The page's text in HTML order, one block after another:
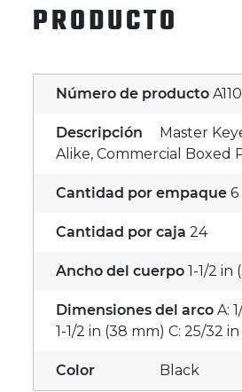
PRODUCTO
Número de producto
Descripción
Master
Alike, Commercial Boxed
Cantidad por empaque 6
Cantidad por caja 24
Ancho del cuerpo 1-1/2 in
Dimensiones del arco A:
1-1/2 in (38 mm) C: 25/32
Color Black